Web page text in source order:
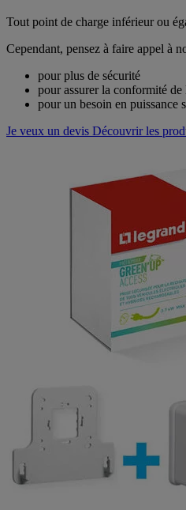
Tout point de charge inférieur ou
Cependant, pensez à faire appel à
pour plus de sécurité
pour assurer la conformité
pour un besoin en puissance
Je veux un devis Découvrir les